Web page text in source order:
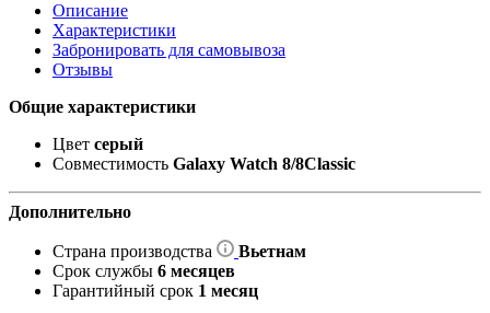
Описание
Характеристики
Забронировать для самовывоза
Отзывы
Общие характеристики
Цвет серый
Совместимость Galaxy Watch 8/8Classic
Дополнительно
Страна производства
Вьетнам
Срок службы 6 месяцев
Гарантийный срок 1 месяц